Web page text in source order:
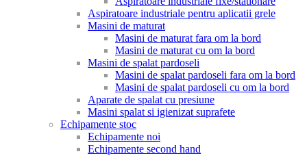
Aspiratoare industriale pentru aplicatii grele
Masini de maturat
Masini de maturat fara om la bord
Masini de maturat cu om la bord
Masini de spalat pardoseli
Masini de spalat pardoseli fara om la bord
Masini de spalat pardoseli cu om la bord
Aparate de spalat cu presiune
Masini spalat si igienizat suprafete
Echipamente stoc
Echipamente noi
Echipamente second hand